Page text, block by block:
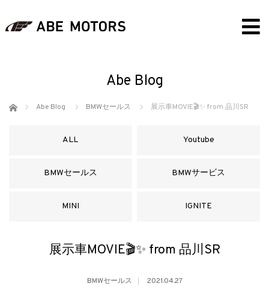
Abe Blog
ホーム Abe Blog BMWセールス 展示車MOVIE🎬✨ from 品川SR
ALL Youtube
BMWセールス BMWサービス
MINI IGNITE
展示車MOVIE🎬✨ from 品川SR
BMWセールス 2021.04.27